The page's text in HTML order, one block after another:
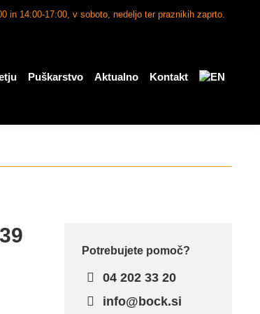
in 14:00-17:00, v soboto, nedeljo ter praznikih zaprto.
Puškarstvo Aktualno Kontakt
Potrebujete pomoč?
04 202 33 20
info@bock.si